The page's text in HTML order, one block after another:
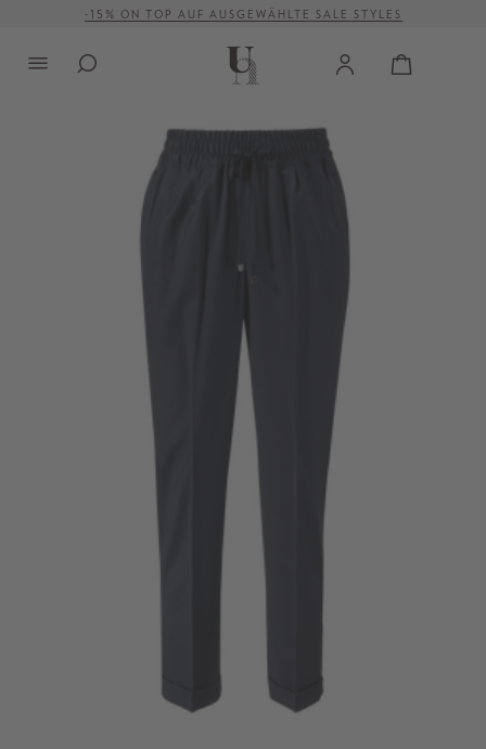
springen-15% ON TOP AUF AUSGEWÄHLTE SALE STYLES